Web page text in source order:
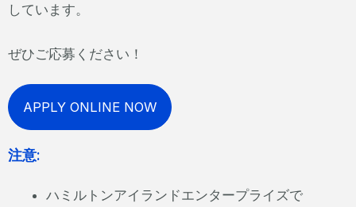
しています。
ぜひご応募ください！
APPLY ONLINE NOW
注意:
ハミルトンアイランドエンタープライズで